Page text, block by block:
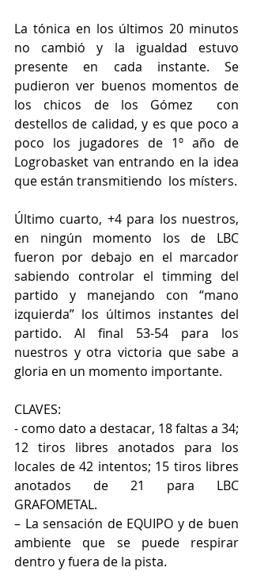
La tónica en los últimos 20 minutos
no cambió y la igualdad estuvo
presente en cada instante. Se
pudieron ver buenos momentos de
los chicos de los Gómez  con
destellos de calidad, y es que poco a
poco los jugadores de 1º año de
Logrobasket van entrando en la idea
que están transmitiendo  los místers.
Último cuarto, +4 para los nuestros,
en ningún momento los de LBC
fueron por debajo en el marcador
sabiendo controlar el timming del
partido y manejando con “mano
izquierda” los últimos instantes del
partido. Al final 53-54 para los
nuestros y otra victoria que sabe a
gloria en un momento importante.
CLAVES:
- como dato a destacar, 18 faltas a 34;
12 tiros libres anotados para los
locales de 42 intentos; 15 tiros libres
anotados de 21 para LBC
GRAFOMETAL.
– La sensación de EQUIPO y de buen
ambiente que se puede respirar
dentro y fuera de la pista.